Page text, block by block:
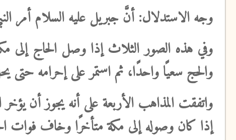
وجه الاستدلال: أنَّ جبريل عليه السلام أمر
وفي هذه الصور الثلاثإذا وصل الحاج إلى
والحج سعيًا واحدًا، ثم استمر على إحرامه حتى
واتفقت المذاهب الأربعة على أنه يجوز أن
إذا كان وصوله إلى مكة متأخرًا وخاف فوات